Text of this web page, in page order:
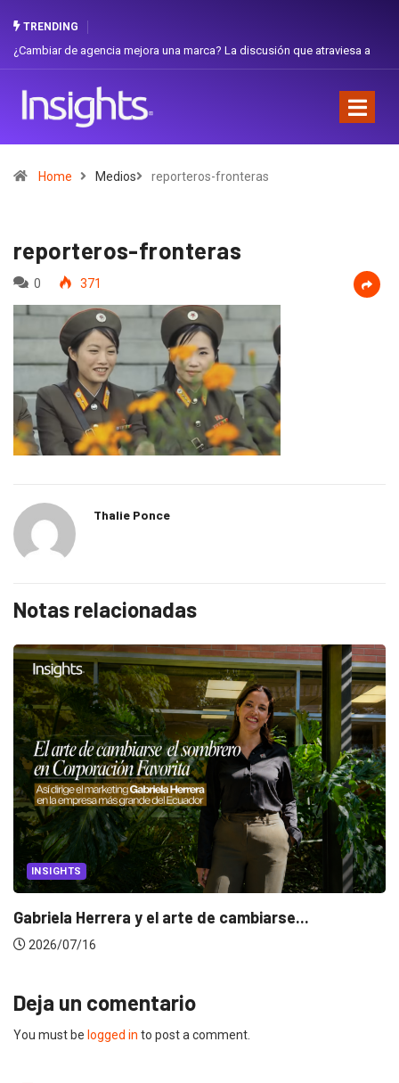
TRENDING
de agencia mejora una marca? La discusión que atraviesa a
Gabriela
Home Medios reporteros-fronteras
reporteros-fronteras
0 371
Thalie Ponce
Notas relacionadas
INSIGHTS
Gabriela Herrera y el arte de cambiarse...
2026/07/16
Deja un comentario
You must be logged in to post a comment.